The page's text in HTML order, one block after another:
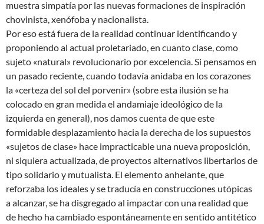
muestra simpatía por las nuevas formaciones de inspiración
chovinista, xenófoba y nacionalista.
Por eso está fuera de la realidad continuar identificando y
proponiendo al actual proletariado, en cuanto clase, como
sujeto «natural» revolucionario por excelencia. Si pensamos en
un pasado reciente, cuando todavía anidaba en los corazones
la «certeza del sol del porvenir» (sobre esta ilusión se ha
colocado en gran medida el andamiaje ideológico de la
izquierda en general), nos damos cuenta de que este
formidable desplazamiento hacia la derecha de los supuestos
«sujetos de clase» hace impracticable una nueva proposición,
ni siquiera actualizada, de proyectos alternativos libertarios de
tipo solidario y mutualista. El elemento anhelante, que
reforzaba los ideales y se traducía en construcciones utópicas
a alcanzar, se ha disgregado al impactar con una realidad que
de hecho ha cambiado espontáneamente en sentido antitético